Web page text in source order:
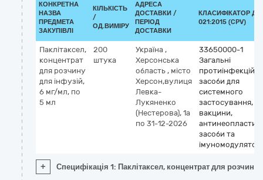
КОНКРЕТНА
НАЗВА
ПРЕДМЕТА
ЗАКУПІВЛІ
КІЛЬКІСТЬ
/
ОД.ВИМІРУ
АДРЕСА
ДОСТАВКИ /
ПЕРІОД
ДОСТАВКИ
КЛАСИФІКАТОР ДК
021:2015 (CPV)
Паклітаксел,
концентрат
для розчину
для інфузій,
6 мг/мл, по
5 мл
200
штука
Україна ,
Херсонська
область , місто
Херсон,вулиця
Левка-
Лукяненко
(Нестерова), 1а
по 31-12-2026
33650000-1
Загальні
протиінфекційні
засоби для
системного
застосування,
вакцини,
засоби та
+ Специфікація 1: Паклітаксел, концентрат для